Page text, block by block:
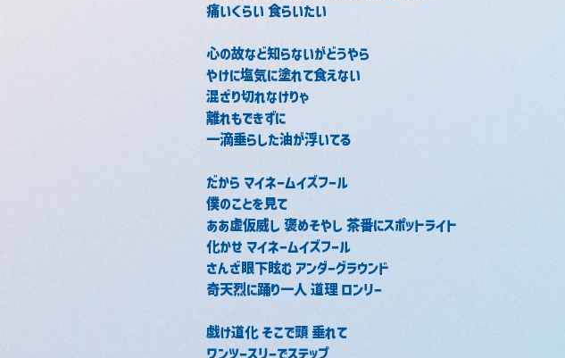
痛いくらい 食らいたい
心の故など知らないがどうやら
やけに塩気に塗れて食えない
混ざり切れなけりゃ
離れもできずに
一滴垂らした油が浮いてる
だから マイネームイズフール
僕のことを見て
ああ虚仮威し 褒めそやし 茶番にスポットライト
化かせ マイネームイズフール
さんざ眼下眩む アンダーグラウンド
奇天烈に踊り一人 道理 ロンリー
戯け道化 そこで頭 垂れて
ワンツースリーでステップ